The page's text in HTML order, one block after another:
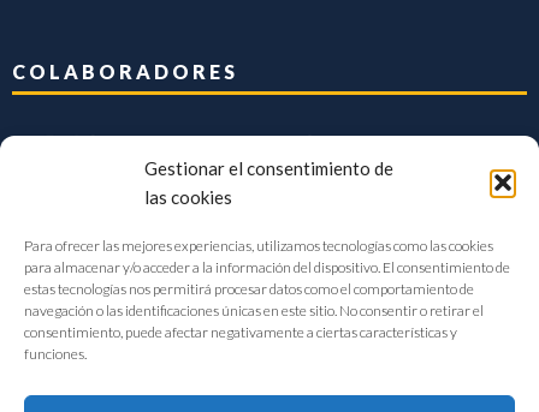
Gestionar el consentimiento de
las cookies
Para ofrecer las mejores experiencias, utilizamos tecnologías como las cookies
para almacenar y/o acceder a la información del dispositivo. El consentimiento de
estas tecnologías nos permitirá procesar datos como el comportamiento de
navegación o las identificaciones únicas en este sitio. No consentir o retirar el
consentimiento, puede afectar negativamente a ciertas características y
funciones.
COLABORADORES